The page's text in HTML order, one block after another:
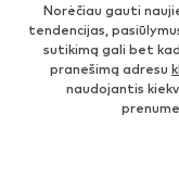
Norėčiau gauti
tendencijas,
sutikimą gali bet
pranešimą adresu
naudojantis